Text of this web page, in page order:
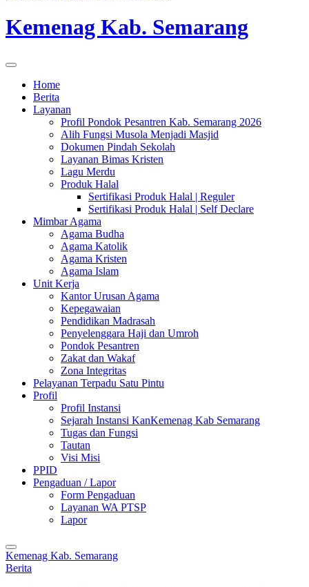
Kemenag Kab. Semarang
Home
Berita
Layanan
Profil Pondok Pesantren Kab. Semarang 2026
Alih Fungsi Musola Menjadi Masjid
Dokumen Pindah Sekolah
Layanan Bimas Kristen
Lagu Merdu
Produk Halal
Sertifikasi Produk Halal | Reguler
Sertifikasi Produk Halal | Self Declare
Mimbar Agama
Agama Budha
Agama Katolik
Agama Kristen
Agama Islam
Unit Kerja
Kantor Urusan Agama
Kepegawaian
Pendidikan Madrasah
Penyelenggara Haji dan Umroh
Pondok Pesantren
Zakat dan Wakaf
Zona Integritas
Pelayanan Terpadu Satu Pintu
Profil
Profil Instansi
Sejarah Instansi KanKemenag Kab Semarang
Tugas dan Fungsi
Tautan
Visi Misi
PPID
Pengaduan / Lapor
Form Pengaduan
Layanan WA PTSP
Lapor
Kemenag Kab. Semarang
Berita